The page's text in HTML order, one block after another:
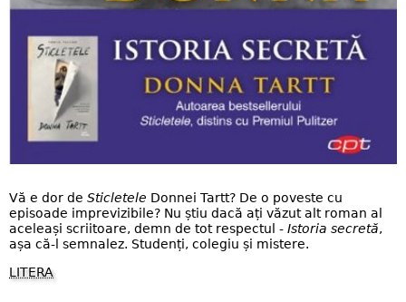
Vă e dor de Sticletele Donnei Tartt? De o poveste cu
episoade imprevizibile? Nu știu dacă ați văzut alt roman al
aceleași scriitoare, demn de tot respectul - Istoria secretă,
așa că-l semnalez. Studenți, colegiu și mistere.
LITERA